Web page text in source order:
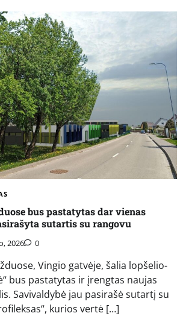
bus pastatytas dar vienas
sutartis su rangovu
2026 0
Vingio gatvėje, šalia lopšelio-
bus pastatytas ir įrengtas naujas
Savivaldybė jau pasirašė sutartį su
kurios vertė […]